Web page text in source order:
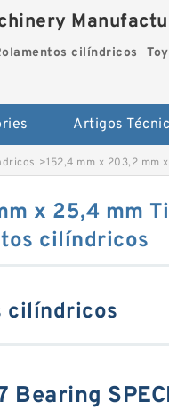
cilíndricos
Artigos
>152,4 mm x 203,2 mm
x 25,4 mm
cilíndricos
cilíndricos